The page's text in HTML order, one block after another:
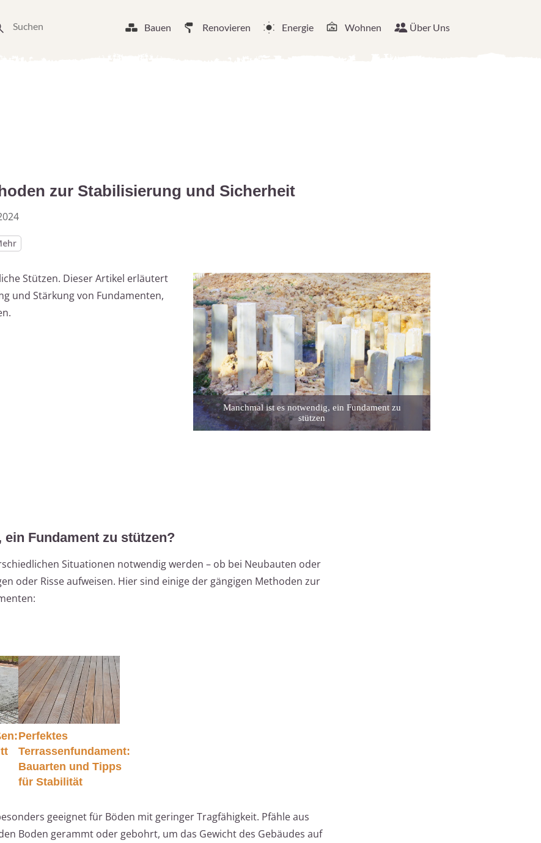
Bauen Renovieren Energie Wohnen Über Uns
zur Stabilisierung und Sicherheit
Stützen. Dieser Artikel erläutert
und Stärkung von Fundamenten,
Manchmal ist es notwendig, ein Fundament zu
stützen
Fundament zu stützen?
Situationen notwendig werden – ob bei Neubauten oder
oder Risse aufweisen. Hier sind einige der gängigen Methoden zur
Perfektes
Terrassenfundament:
Bauarten und Tipps
für Stabilität
geeignet für Böden mit geringer Tragfähigkeit. Pfähle aus
Boden gerammt oder gebohrt, um das Gewicht des Gebäudes auf